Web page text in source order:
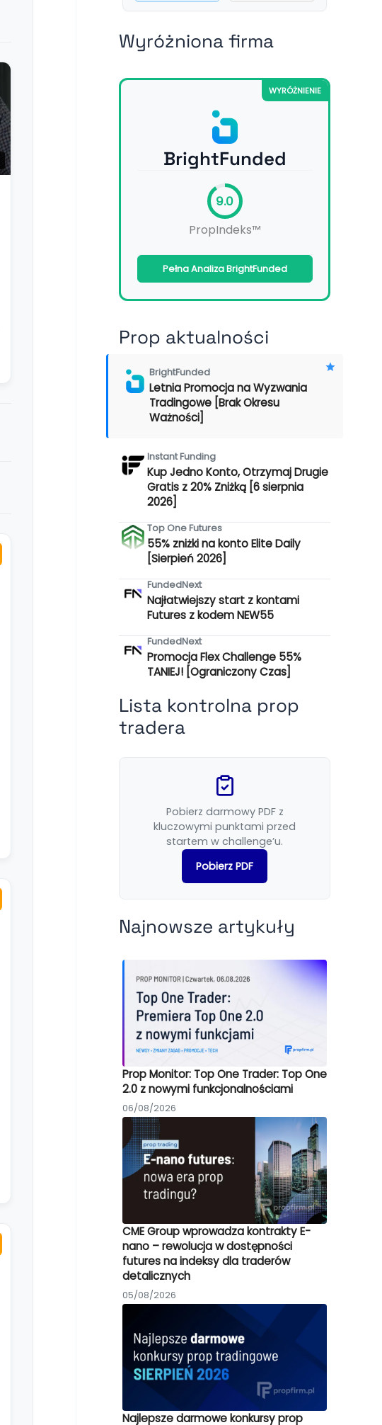
Wyróżniona firma
WYRÓŻNIENIE
BrightFunded
9.0
PropIndeks™
Pełna Analiza BrightFunded
Prop aktualności
BrightFunded
Letnia Promocja na Wyzwania
Tradingowe [Brak Okresu
Ważności]
Instant Funding
Kup Jedno Konto, Otrzymaj Drugie
Gratis z 20% Zniżką [6 sierpnia
2026]
Top One Futures
55% zniżki na konto Elite Daily
[Sierpień 2026]
FundedNext
Najłatwiejszy start z kontami
Futures z kodem NEW55
FundedNext
Promocja Flex Challenge 55%
TANIEJ! [Ograniczony Czas]
Lista kontrolna prop
tradera
Pobierz darmowy PDF z
kluczowymi punktami przed
startem w challenge’u.
Pobierz PDF
Najnowsze artykuły
Prop Monitor: Top One Trader: Top One
2.0 z nowymi funkcjonalnościami
06/08/2026
CME Group wprowadza kontrakty E-
nano – rewolucja w dostępności
futures na indeksy dla traderów
detalicznych
05/08/2026
Najlepsze darmowe konkursy prop